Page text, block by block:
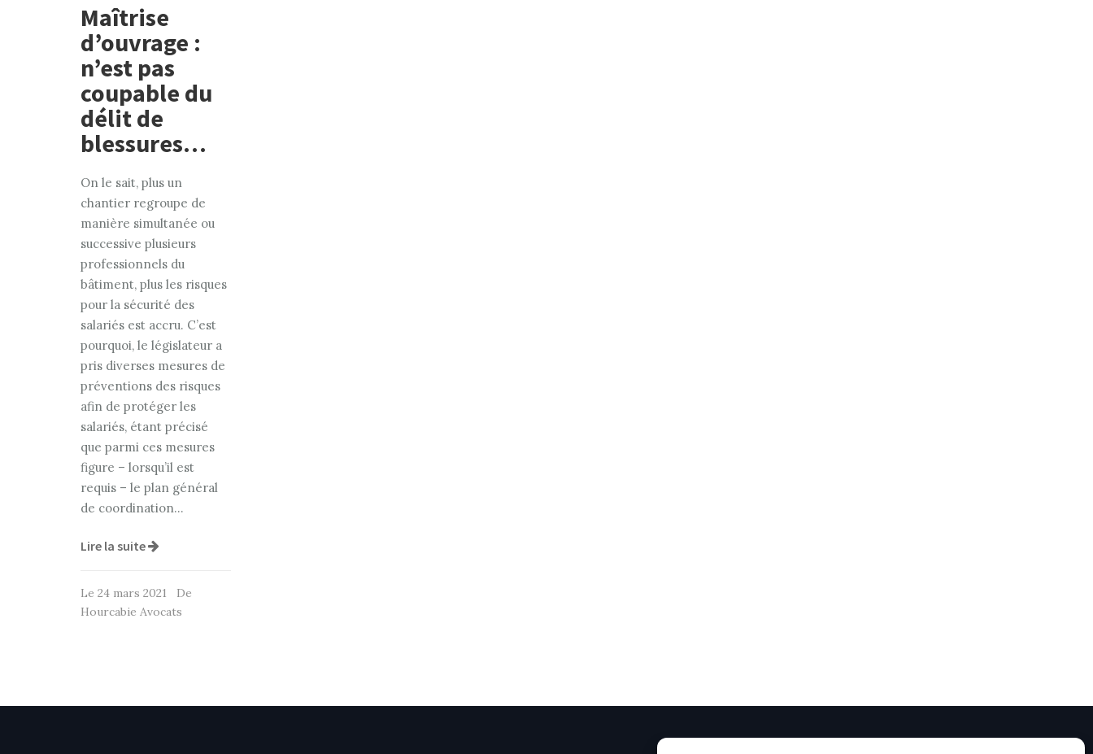
Maîtrise
d’ouvrage :
n’est pas
coupable du
délit de
blessures…
On le sait, plus un
chantier regroupe de
manière simultanée ou
successive plusieurs
professionnels du
bâtiment, plus les risques
pour la sécurité des
salariés est accru. C’est
pourquoi, le législateur a
pris diverses mesures de
préventions des risques
afin de protéger les
salariés, étant précisé
que parmi ces mesures
figure – lorsqu’il est
requis – le plan général
de coordination…
Lire la suite
Le 24 mars 2021 De
Hourcabie Avocats